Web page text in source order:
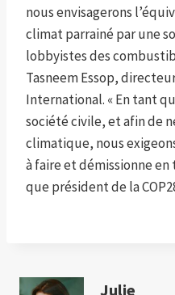
nous envisagerons
climat parrainé par une
lobbyistes des
Tasneem Essop,
International. « En tant
société civile, et afin de
climatique, nous
à faire et démissionne
que président de la
Julie